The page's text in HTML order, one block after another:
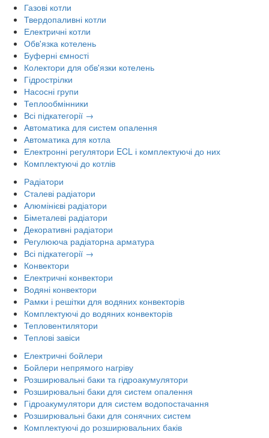
Газові котли
Твердопаливні котли
Електричні котли
Обв'язка котелень
Буферні ємності
Колектори для обв'язки котелень
Гідрострілки
Насосні групи
Теплообмінники
Всі підкатегорії →
Автоматика для систем опалення
Автоматика для котла
Електронні регулятори ECL і комплектуючі до них
Комплектуючі до котлів
Радіатори
Сталеві радіатори
Алюмінієві радіатори
Біметалеві радіатори
Декоративні радіатори
Регулююча радіаторна арматура
Всі підкатегорії →
Конвектори
Електричні конвектори
Водяні конвектори
Рамки і решітки для водяних конвекторів
Комплектуючі до водяних конвекторів
Тепловентилятори
Теплові завіси
Електричні бойлери
Бойлери непрямого нагріву
Розширювальні баки та гідроакумулятори
Розширювальні баки для систем опалення
Гідроакумулятори для систем водопостачання
Розширювальні баки для сонячних систем
Комплектуючі до розширювальних баків